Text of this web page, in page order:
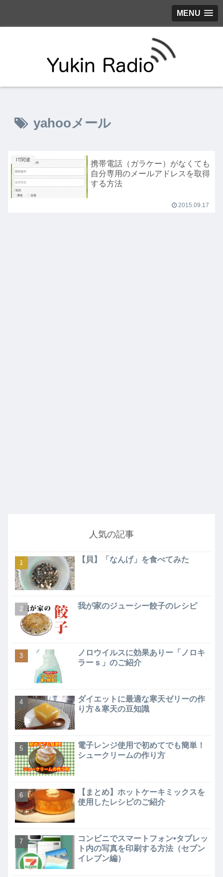
MENU
yahooメール
IT関連
携帯電話（ガラケー）がなくても
自分専用のメールアドレスを取得
する方法
2015.09.17
人気の記事
【貝】「なんげ」を食べてみた
我が家のジューシー餃子のレシピ
ノロウイルスに効果ありー「ノロキ
ラーｓ」のご紹介
ダイエットに最適な寒天ゼリーの作
り方＆寒天の豆知識
電子レンジ使用で初めてでも簡単！
シュークリームの作り方
【まとめ】ホットケーキミックスを
使用したレシピのご紹介
コンビニでスマートフォン•タブレッ
ト内の写真を印刷する方法（セブン
イレブン編）